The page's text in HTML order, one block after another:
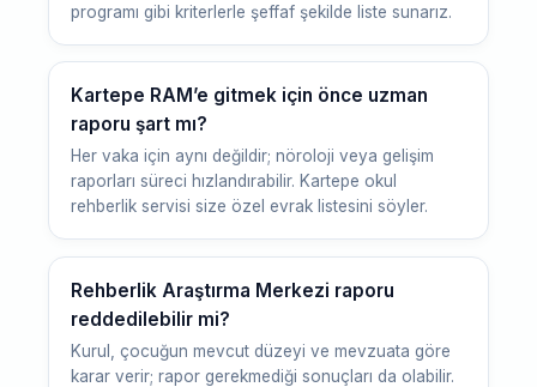
programı gibi kriterlerle şeffaf şekilde liste sunarız.
Kartepe RAM’e gitmek için önce uzman
raporu şart mı?
Her vaka için aynı değildir; nöroloji veya gelişim
raporları süreci hızlandırabilir. Kartepe okul
rehberlik servisi size özel evrak listesini söyler.
Rehberlik Araştırma Merkezi raporu
reddedilebilir mi?
Kurul, çocuğun mevcut düzeyi ve mevzuata göre
karar verir; rapor gerekmediği sonuçları da olabilir.